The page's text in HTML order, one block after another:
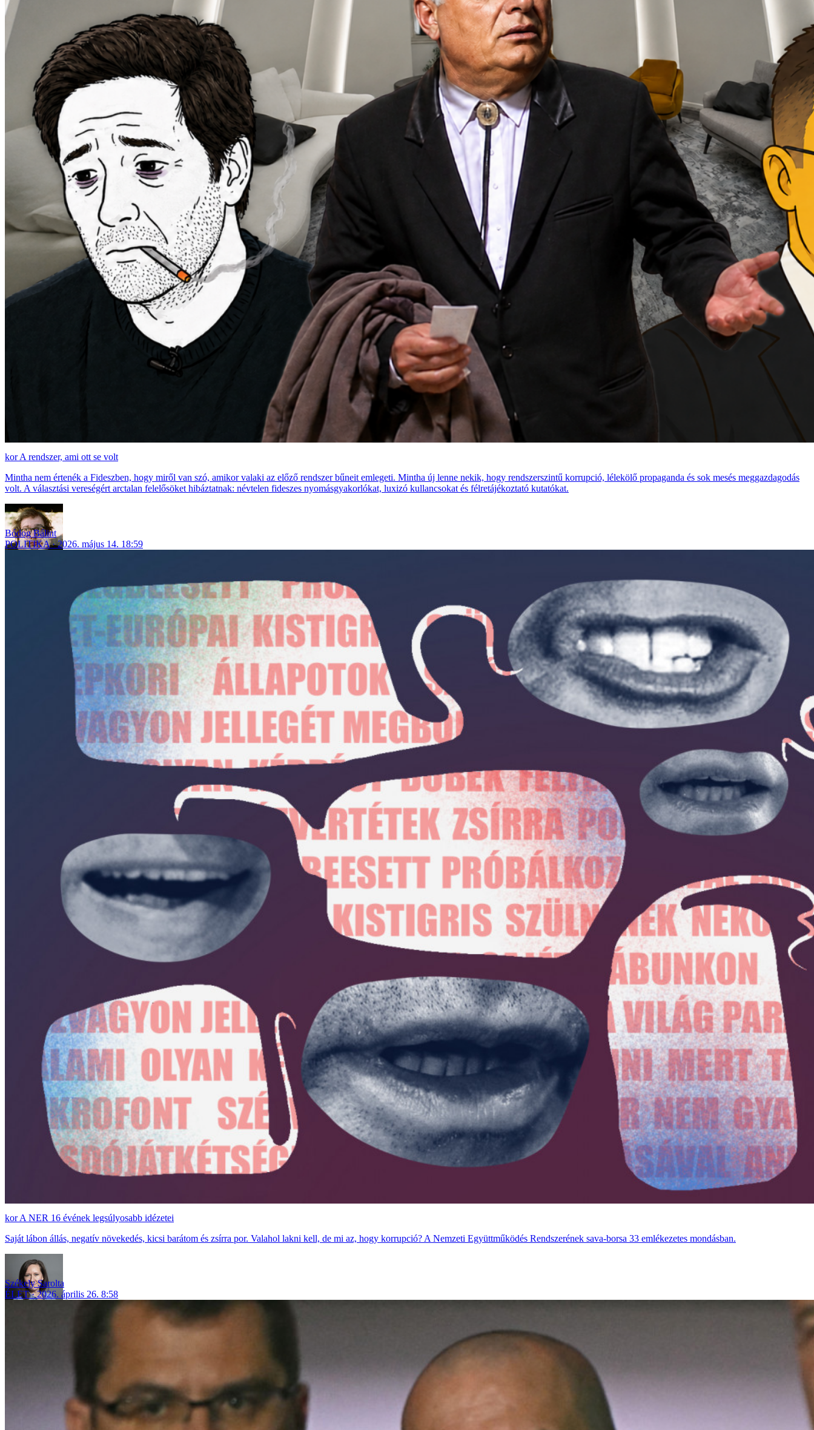
A rendszer, ami ott se volt
Mintha nem értenék a Fideszben, hogy miről van szó, amikor valaki az előző rendszer bűneit emlegeti. Mintha új lenne nekik, hogy rendszerszintű korrupció, lélekölő propaganda és sok mesés meggazdagodás
volt. A választási vereségért arctalan felelősöket hibáztatnak: névtelen fideszes nyomásgyakorlókat, luxizó kullancsokat és félretájékoztató kutatókat.
Bódog Bálint
POLITIKA
2026. május 14. 18:59
A NER 16 évének legsúlyosabb idézetei
Saját lábon állás, negatív növekedés, kicsi barátom és zsírra por. Valahol lakni kell, de mi az, hogy korrupció? A Nemzeti Együttműködés Rendszerének sava-borsa 33 emlékezetes mondásban.
Székely Sarolta
ÉLET
2026. április 26. 8:58